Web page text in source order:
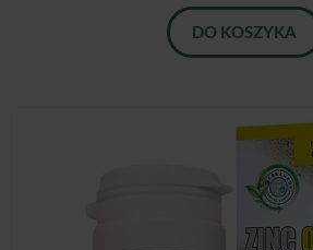
DO KOSZYKA